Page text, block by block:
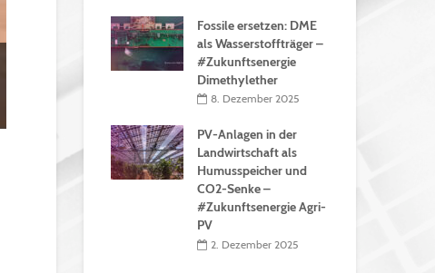
Fossile ersetzen: DME
als Wasserstoffträger –
#Zukunftsenergie
Dimethylether
8. Dezember 2025
PV-Anlagen in der
Landwirtschaft als
Humusspeicher und
CO2-Senke –
#Zukunftsenergie Agri-
PV
2. Dezember 2025